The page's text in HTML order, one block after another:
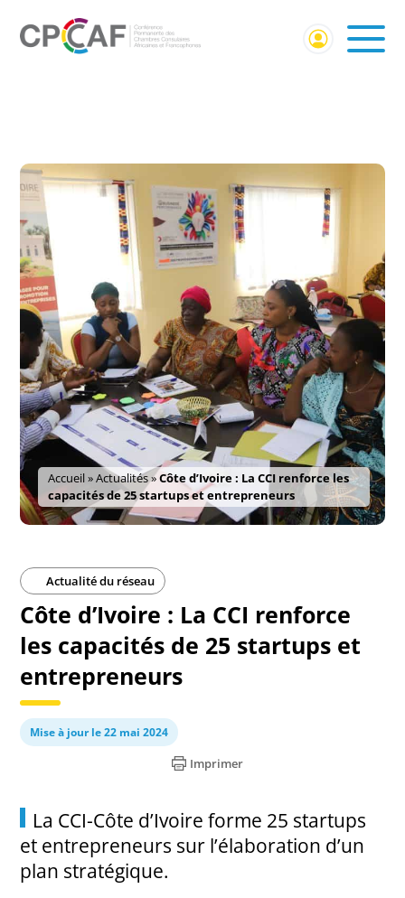
Accueil»Actualités»Côte d’Ivoire : La CCI renforce les
capacités de 25 startups et entrepreneurs
Actualité du réseau
Côte d’Ivoire : La CCI renforce
les capacités de 25 startups et
entrepreneurs
Mise à jour le 22 mai 2024
Imprimer
La CCI-Côte d’Ivoire forme 25 startups
et entrepreneurs sur l’élaboration d’un
plan stratégique.